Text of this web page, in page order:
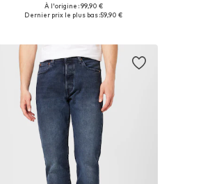
+51
Disponible en plusieurs tailles
À l'origine : 99,90 €
Dernier prix le plus bas :59,90 €